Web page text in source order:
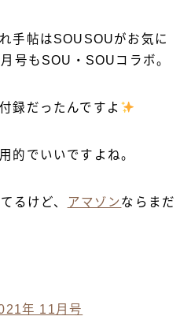
手帖はSOUSOUがお気に
号もSOU・SOUコラボ。
録だったんですよ
的でいいですよね。
るけど、 アマゾン ならまだ
年 11月号